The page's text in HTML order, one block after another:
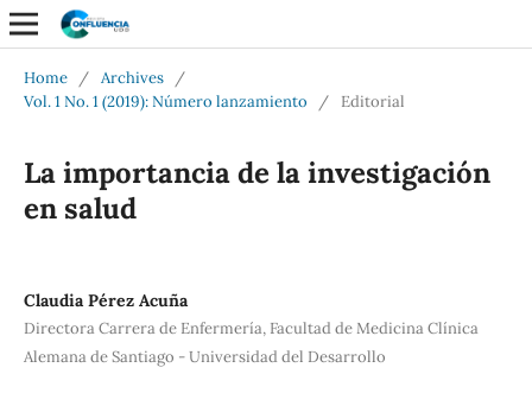
Home / Archives
/
Vol. 1 No. 1 (2019): Número lanzamiento
/ Editorial
La importancia de la investigación
en salud
Claudia Pérez Acuña
Directora Carrera de Enfermería, Facultad de Medicina Clínica
Alemana de Santiago - Universidad del Desarrollo